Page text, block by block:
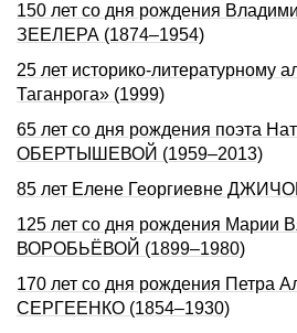
150 лет со дня рождения
ЗЕЕЛЕРА (1874–1954)
25 лет историко-литературному
Таганрога» (1999)
65 лет со дня рождения поэта
ОБЕРТЫШЕВОЙ (1959–2013)
85 лет Елене Георгиевне
125 лет со дня рождения Марии
ВОРОБЬЁВОЙ (1899–1980)
170 лет со дня рождения Петра
СЕРГЕЕНКО (1854–1930)